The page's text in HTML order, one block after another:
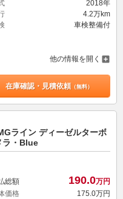
2018年
4.2万km
車検整備付
他の情報を開く
在庫確認・見積依頼（無料）
ライン ディーゼルターボ
ラ・Blue
総額 190.0万円
価格
175.0万円